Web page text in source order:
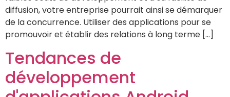
diffusion, votre entreprise pourrait ainsi se démarquer
de la concurrence. Utiliser des applications pour se
promouvoir et établir des relations à long terme […]
Tendances de
développement